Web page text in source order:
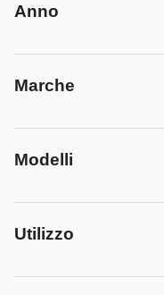
Anno
Marche
Modelli
Utilizzo